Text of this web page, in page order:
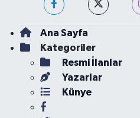
Ana Sayfa
Kategoriler
Resmi İlanlar
Yazarlar
Künye